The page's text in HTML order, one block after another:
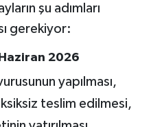
şu adımları
gerekiyor:
2026
yapılması,
teslim edilmesi,